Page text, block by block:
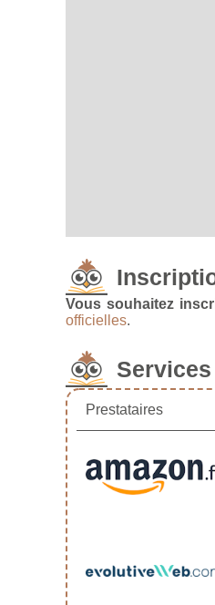
Vous souhaitez
officielles.
Prestataires